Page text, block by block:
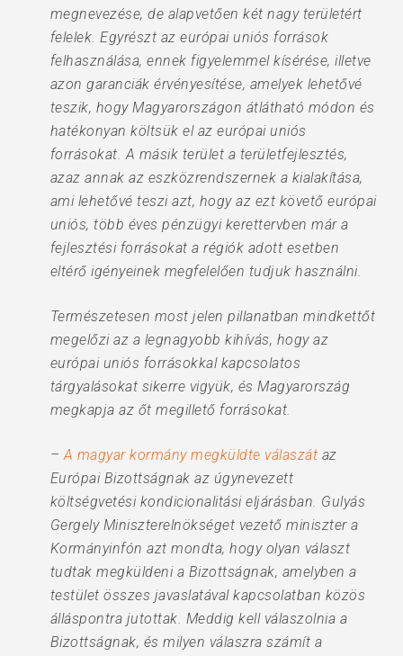
megnevezése, de alapvetően két nagy területért
felelek. Egyrészt az európai uniós források
felhasználása, ennek figyelemmel kísérése, illetve
azon garanciák érvényesítése, amelyek lehetővé
teszik, hogy Magyarországon átlátható módon és
hatékonyan költsük el az európai uniós
forrásokat. A másik terület a területfejlesztés,
azaz annak az eszközrendszernek a kialakítása,
ami lehetővé teszi azt, hogy az ezt követő európai
uniós, több éves pénzügyi kerettervben már a
fejlesztési forrásokat a régiók adott esetben
eltérő igényeinek megfelelően tudjuk használni.
Természetesen most jelen pillanatban mindkettőt
megelőzi az a legnagyobb kihívás, hogy az
európai uniós forrásokkal kapcsolatos
tárgyalásokat sikerre vigyük, és Magyarország
megkapja az őt megillető forrásokat.
–A magyar kormány megküldte válaszát az
Európai Bizottságnak az úgynevezett
költségvetési kondicionalitási eljárásban. Gulyás
Gergely Miniszterelnökséget vezető miniszter a
Kormányinfón azt mondta, hogy olyan választ
tudtak megküldeni a Bizottságnak, amelyben a
testület összes javaslatával kapcsolatban közös
álláspontra jutottak. Meddig kell válaszolnia a
Bizottságnak, és milyen válaszra számít a